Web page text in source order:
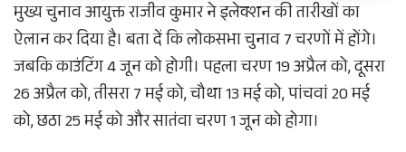
मुख्य चुनाव आयुक्त राजीव कुमार ने इलेक्शन की तारीखों का
ऐलान कर दिया है। बता दें कि लोकसभा चुनाव 7 चरणों में होंगे।
जबकि काउंटिंग 4 जून को होगी। पहला चरण 19 अप्रैल को, दूसरा
26 अप्रैल को, तीसरा 7 मई को, चौथा 13 मई को, पांचवां 20 मई
को, छठा 25 मई को और सातंवा चरण 1 जून को होगा।